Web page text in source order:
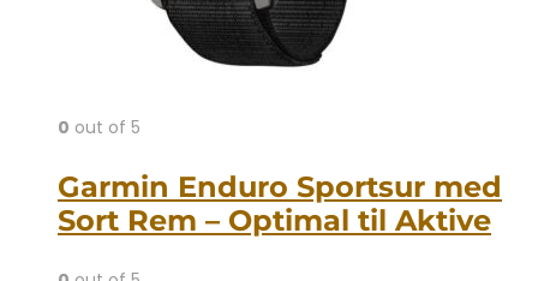
0 out of 5
Garmin Enduro Sportsur med
Sort Rem – Optimal til Aktive